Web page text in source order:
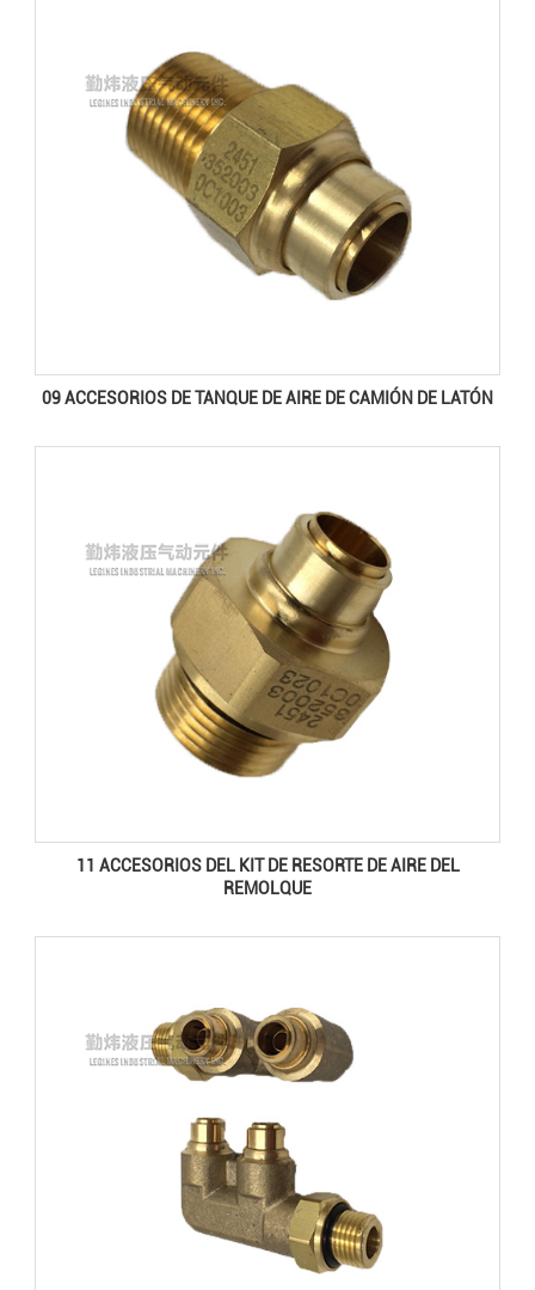
09 ACCESORIOS DE TANQUE DE AIRE DE CAMIÓN DE LATÓN
11 ACCESORIOS DEL KIT DE RESORTE DE AIRE DEL
REMOLQUE